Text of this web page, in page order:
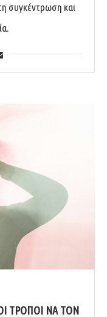
συγκέντρωση και
ΤΡΌΠΟΙ ΝΑ ΤΟΝ